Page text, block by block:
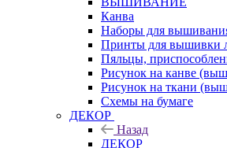
Канва
Наборы для
Принты для вышивки
Пяльцы,
Рисунок на канве
Рисунок на ткани
Схемы на бумаге
ДЕКОР
Назад
ДЕКОР